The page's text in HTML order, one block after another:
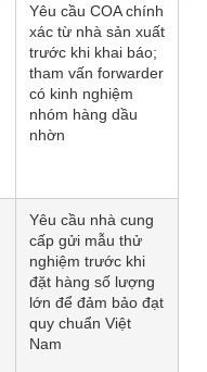
Yêu cầu COA chính
xác từ nhà sản xuất
trước khi khai báo;
tham vấn forwarder
có kinh nghiệm
nhóm hàng dầu
nhờn
Yêu cầu nhà cung
cấp gửi mẫu thử
nghiệm trước khi
đặt hàng số lượng
lớn để đảm bảo đạt
quy chuẩn Việt
Nam